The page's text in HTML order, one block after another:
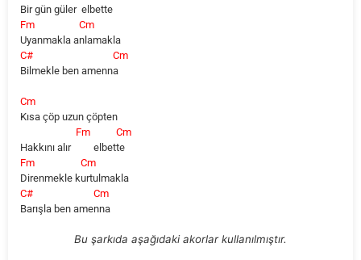
Bir gün güler elbette
Fm
Uyanmakla a
Cm
nlamakla
C#
Bilmekle ben amenn
Cm
a
Cm
Kısa çöp uzun çöpten
Hakkını alır
Fm
elbet
Cm
te
Fm
Direnmekle k
Cm
urtulmakla
C#
Barışla ben ame
Cm
nna
Bu şarkıda aşağıdaki akorlar kullanılmıştır.